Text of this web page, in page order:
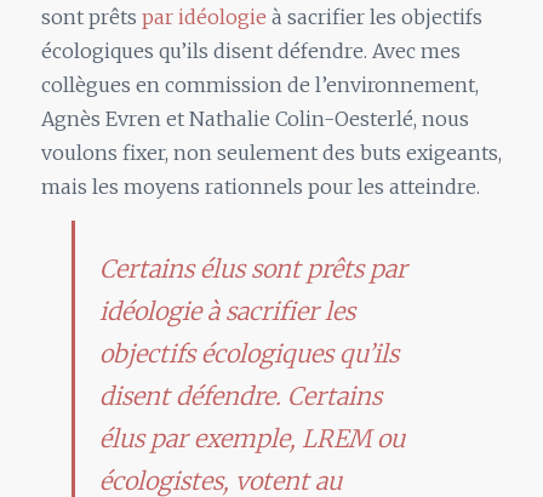
sont prêts par idéologie à sacrifier les objectifs
écologiques qu’ils disent défendre. Avec mes
collègues en commission de l’environnement,
Agnès Evren et Nathalie Colin-Oesterlé, nous
voulons fixer, non seulement des buts exigeants,
mais les moyens rationnels pour les atteindre.
Certains élus sont prêts par
idéologie à sacrifier les
objectifs écologiques qu’ils
disent défendre. Certains
élus par exemple, LREM ou
écologistes, votent au